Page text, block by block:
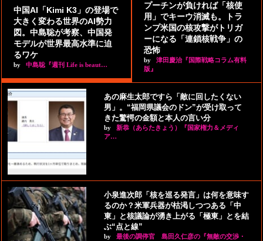
中国AI「Kimi K3」の登場で
大きく変わる世界のAI勢力
図。中島聡が考察、中国発
モデルが世界最高水準に迫
るワケ
by 中島聡『週刊 Life is beaut…
プーチンが負ければ「核使
用」でキーウ消滅も。トラ
ンプ米国の核攻撃がトリガ
ーになる「連鎖核戦争」の
恐怖
by
津田慶治『国際戦略コラム有料
版』
あの麻生太郎ですら「敵に回したくない
男」。“福岡県議会のドン”が受け取って
きた驚愕の金額と本人の言い分
by
新恭（あらたきょう）『国家権力＆メディ
ア…
小泉進次郎「核を巡る発言」は何を意味す
るのか？米軍兵器が枯渇しつつある「中
東」と核議論が湧き上がる「極東」とを結
ぶ“点と線”
by
最後の調停官 島田久仁彦の『無敵の交渉・